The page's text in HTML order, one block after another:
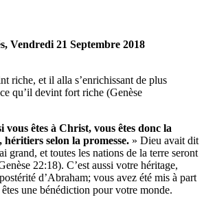
Vendredi 21 Septembre 2018
riche, et il alla s’enrichissant de plus
qu’il devint fort riche (Genèse
vous êtes à Christ, vous êtes donc la
selon la promesse. » Dieu avait dit
grand, et toutes les nations de la terre seront
22:18). C’est aussi votre héritage,
d’Abraham; vous avez été mis à part
une bénédiction pour votre monde.